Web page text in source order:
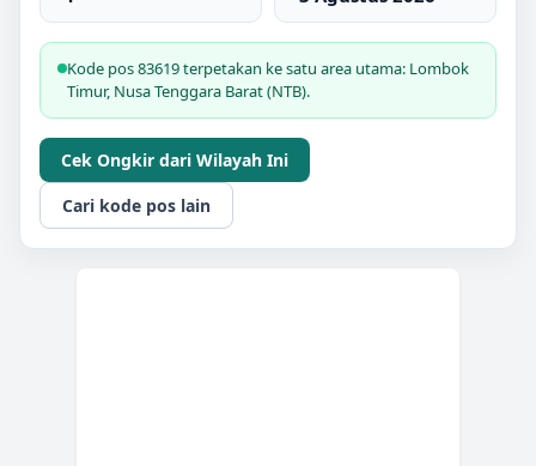
Kode pos 83619 terpetakan ke satu area utama: Lombok
Timur, Nusa Tenggara Barat (NTB).
Cek Ongkir dari Wilayah Ini
Cari kode pos lain